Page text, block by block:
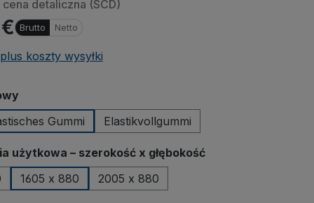
Click
the
party
detaliczna (SCD)
Brutto Netto
koszty wysyłki
Gummi
Elastikvollgummi
użytkowa – szerokość x głębokość
1605 x 880 2005 x 880